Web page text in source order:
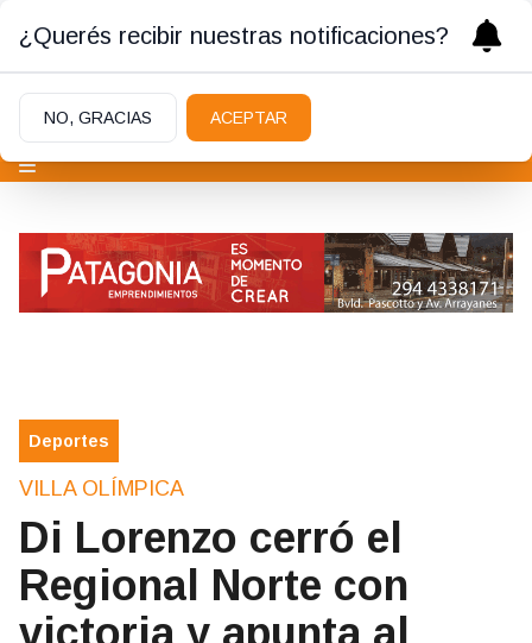
Deportes
VILLA OLÍMPICA
Di Lorenzo cerró el
Regional Norte con
victoria y apunta al
¿Querés recibir nuestras notificaciones?
NO, GRACIAS ACEPTAR